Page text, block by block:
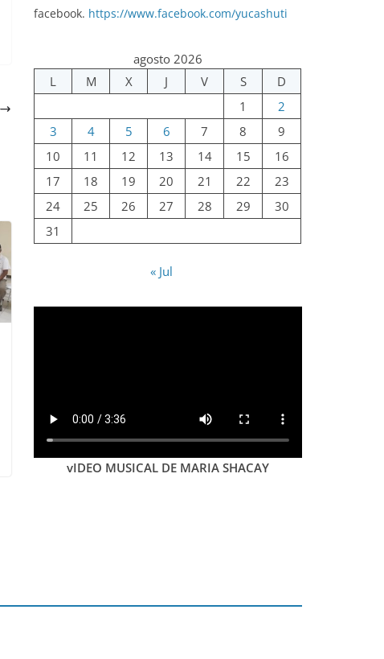
facebook. https://www.facebook.com/yucashuti
agosto 2026
L
M X J V S
D
1
2
3
4 5 6 7 8
9
10
11 12 13 14 15
16
17
18 19 20 21 22
23
24
25 26 27 28 29
30
31
« Jul
vIDEO MUSICAL DE MARIA SHACAY